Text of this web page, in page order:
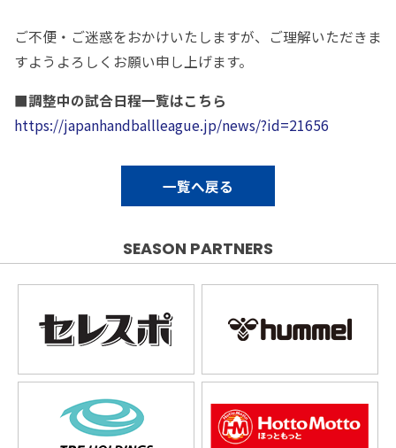
ご不便・ご迷惑をおかけいたしますが、ご理解いただきま
すようよろしくお願い申し上げます。
■調整中の試合日程一覧はこちら
https://japanhandballleague.jp/news/?id=21656
一覧へ戻る
SEASON PARTNERS